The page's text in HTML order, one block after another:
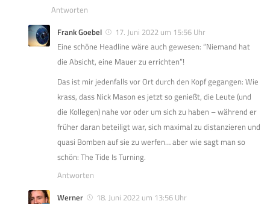
Antworten
Frank Goebel
17. Juni 2022 um 15:56 Uhr
Eine schöne Headline wäre auch gewesen: “Niemand hat
die Absicht, eine Mauer zu errichten”!
Das ist mir jedenfalls vor Ort durch den Kopf gegangen: Wie
krass, dass Nick Mason es jetzt so genießt, die Leute (und
die Kollegen) nahe vor oder um sich zu haben – während er
früher daran beteiligt war, sich maximal zu distanzieren und
quasi Bomben auf sie zu werfen… aber wie sagt man so
schön: The Tide Is Turning.
Antworten
Werner
18. Juni 2022 um 13:56 Uhr